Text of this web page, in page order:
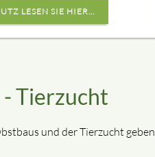
LESEN SIE HIER...
Tierzucht
und der Tierzucht geben